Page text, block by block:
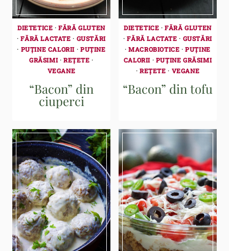
DIETETICE ·FĂRĂ GLUTEN
·FĂRĂ LACTATE · GUSTĂRI
· PUȚINE CALORII · PUȚINE
GRĂSIMI·REȚETE ·
VEGANE
“Bacon” din
ciuperci
DIETETICE ·FĂRĂ GLUTEN
·FĂRĂ LACTATE · GUSTĂRI
·MACROBIOTICE ·PUȚINE
CALORII· PUȚINE GRĂSIMI
·REȚETE · VEGANE
“Bacon” din tofu